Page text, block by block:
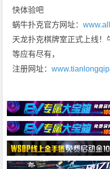
快体验吧
蜗牛扑克官方网址：
天龙扑克棋牌室正式上线！
等应有尽有，
注册网址：